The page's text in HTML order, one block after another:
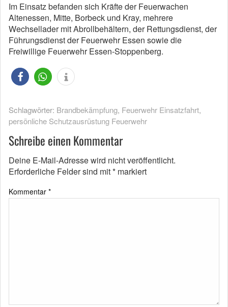
Im Einsatz befanden sich Kräfte der Feuerwachen
Altenessen, Mitte, Borbeck und Kray, mehrere
Wechsellader mit Abrollbehältern, der Rettungsdienst, der
Führungsdienst der Feuerwehr Essen sowie die
Freiwillige Feuerwehr Essen-Stoppenberg.
Schlagwörter: Brandbekämpfung, Feuerwehr Einsatzfahrt,
persönliche Schutzausrüstung Feuerwehr
Schreibe einen Kommentar
Deine E-Mail-Adresse wird nicht veröffentlicht.
Erforderliche Felder sind mit* markiert
Kommentar *